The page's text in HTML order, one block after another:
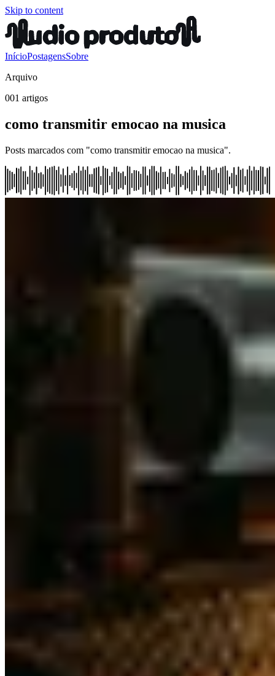
Skip to content
InícioPostagensSobre
Arquivo
001 artigos
como transmitir emocao na musica
Posts marcados com "como transmitir emocao na musica".